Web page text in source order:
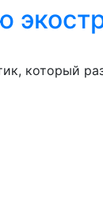
который